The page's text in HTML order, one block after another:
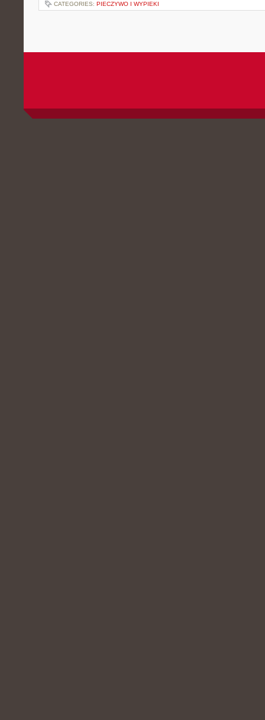
CATEGORIES: PIECZYWO I WYPIEKI